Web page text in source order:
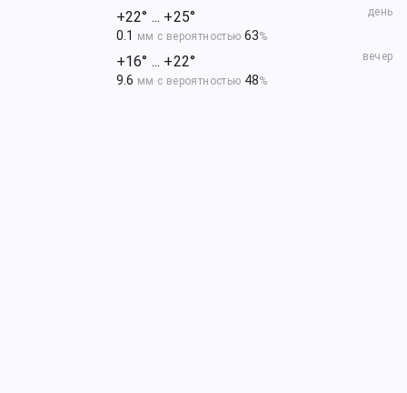
день
+22° ... +25°
0.1 мм с вероятностью63%
вечер
+16° ... +22°
9.6 мм с вероятностью 48%